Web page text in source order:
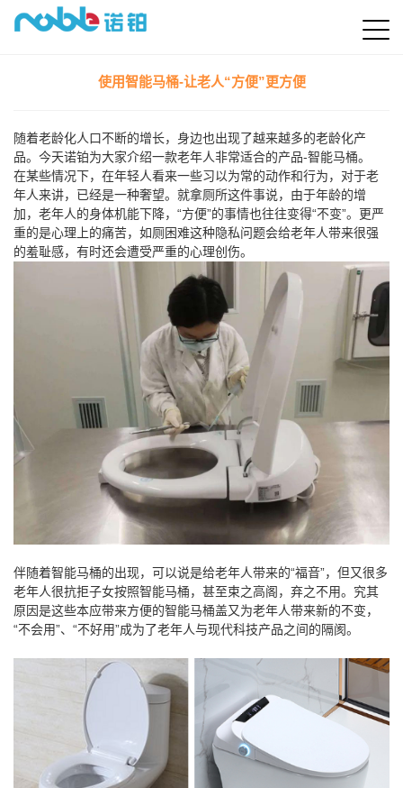
使用智能马桶-让老人“方便”更方便
随着老龄化人口不断的增长，身边也出现了越来越多的老龄化产
品。今天诺铂为大家介绍一款老年人非常适合的产品-智能马桶。
在某些情况下，在年轻人看来一些习以为常的动作和行为，对于老
年人来讲，已经是一种奢望。就拿厕所这件事说，由于年龄的增
加，老年人的身体机能下降，“方便”的事情也往往变得“不变”。更严
重的是心理上的痛苦，如厕困难这种隐私问题会给老年人带来很强
的羞耻感，有时还会遭受严重的心理创伤。
伴随着智能马桶的出现，可以说是给老年人带来的“福音”，但又很多
老年人很抗拒子女按照智能马桶，甚至束之高阁，弃之不用。究其
原因是这些本应带来方便的智能马桶盖又为老年人带来新的不变，
“不会用”、“不好用”成为了老年人与现代科技产品之间的隔阂。